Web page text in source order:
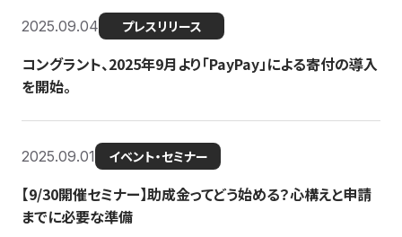
2025.09.04 プレスリリース
コングラント、2025年9月より「PayPay」による寄付の導入
を開始。
2025.09.01 イベント・セミナー
【9/30開催セミナー】助成金ってどう始める？心構えと申請
までに必要な準備